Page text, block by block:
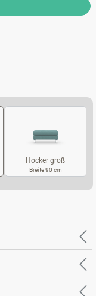
Hocker groß
Breite 90 cm